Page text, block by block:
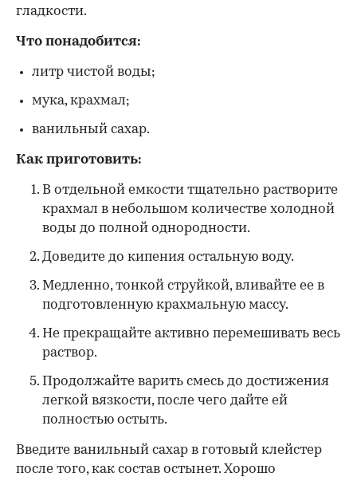
гладкости.
Что понадобится:
литр чистой воды;
мука, крахмал;
ванильный сахар.
Как приготовить:
В отдельной емкости тщательно растворите
крахмал в небольшом количестве холодной
воды до полной однородности.
Доведите до кипения остальную воду.
Медленно, тонкой струйкой, вливайте ее в
подготовленную крахмальную массу.
Не прекращайте активно перемешивать весь
раствор.
Продолжайте варить смесь до достижения
легкой вязкости, после чего дайте ей
полностью остыть.
Введите ванильный сахар в готовый клейстер
после того, как состав остынет. Хорошо